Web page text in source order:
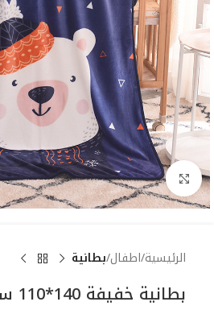
Click to enlarge
الرئيسية اطفال بطانية
بطانية خفيفة 140*110 سم